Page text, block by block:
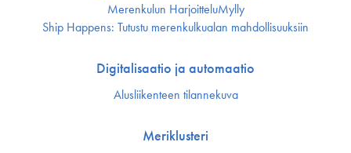
Merenkulun HarjoitteluMylly
Ship Happens: Tutustu merenkulkualan mahdollisuuksiin
Digitalisaatio ja automaatio
Alusliikenteen tilannekuva
Meriklusteri